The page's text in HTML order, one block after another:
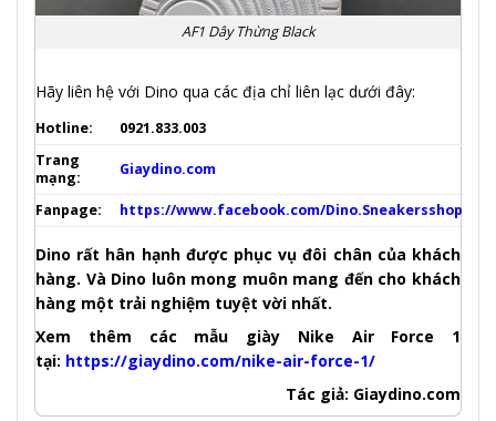
AF1 Dây Thừng Black
Hãy liên hệ với Dino qua các địa chỉ liên lạc dưới đây:
Hotline:
0921.833.003
Trang
mạng:
Giaydino.com
Fanpage: https://www.facebook.com/Dino.Sneakersshop
Dino rất hân hạnh được phục vụ đôi chân của khách
hàng. Và Dino luôn mong muôn mang đến cho khách
hàng một trải nghiệm tuyệt vời nhất.
Xem thêm các mẫu giày Nike Air Force 1
tại: https://giaydino.com/nike-air-force-1/
Tác giả: Giaydino.com